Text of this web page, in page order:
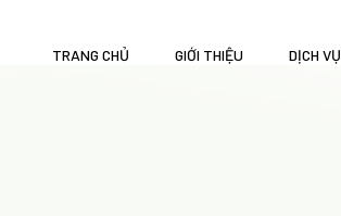
TRANG CHỦ GIỚI THIỆU DỊCH VỤ